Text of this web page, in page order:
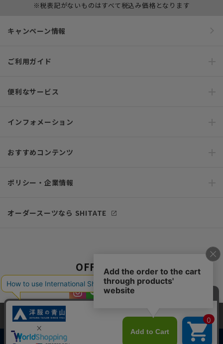
※税表記がないものはすべて税込み価格となります
キャンペーン情報
ご利用ガイド
便利なサービス
インフォメーション
おすすめコンテンツ
ポリシー・企業情報
オーダースーツなら SHITATE
OFFICIAL SNS
当サイトでは、快適な閲覧体験とコンテンツ改善のためにCookieを使用
しています。閲覧を続けることで、Cookieの使用に同意したものとみな